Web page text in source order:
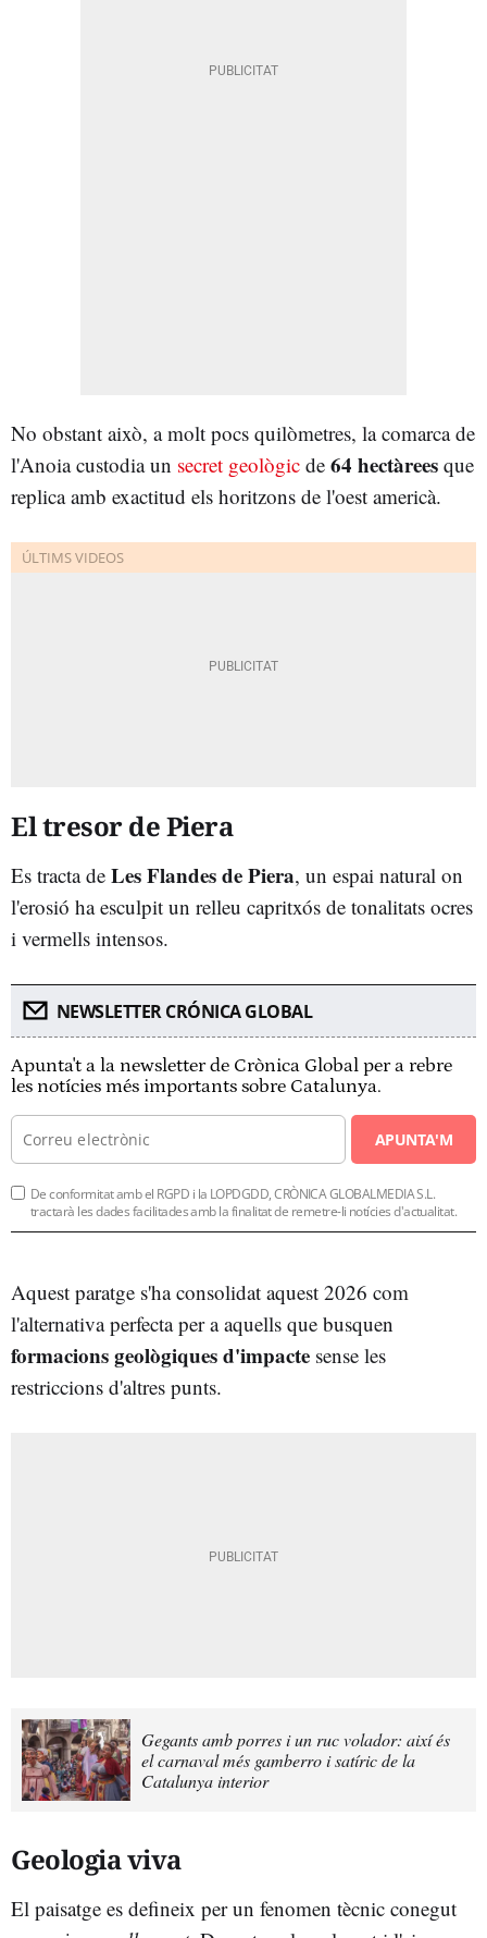
No obstant això, a molt pocs quilòmetres, la comarca de
l'Anoia custodia un secret geològic de 64 hectàrees que
replica amb exactitud els horitzons de l'oest americà.
El tresor de Piera
Es tracta de Les Flandes de Piera, un espai natural on
l'erosió ha esculpit un relleu capritxós de tonalitats ocres
i vermells intensos.
NEWSLETTER CRÓNICA GLOBAL
Apunta't a la newsletter de Crònica Global per a rebre
les notícies més importants sobre Catalunya.
APUNTA'M
De conformitat amb el RGPD i la LOPDGDD, CRÒNICA GLOBALMEDIA S.L.
tractarà les dades facilitades amb la finalitat de remetre-li notícies d'actualitat.
Aquest paratge s'ha consolidat aquest 2026 com
l'alternativa perfecta per a aquells que busquen
formacions geològiques d'impacte sense les
restriccions d'altres punts.
Gegants amb porres i un ruc volador: així és
el carnaval més gamberro i satíric de la
Catalunya interior
Geologia viva
El paisatge es defineix per un fenomen tècnic conegut